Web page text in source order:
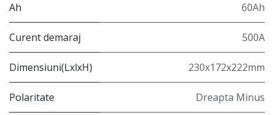
Ah 60Ah
Curent demaraj 500A
Dimensiuni(LxlxH) 230x172x222mm
Polaritate Dreapta Minus